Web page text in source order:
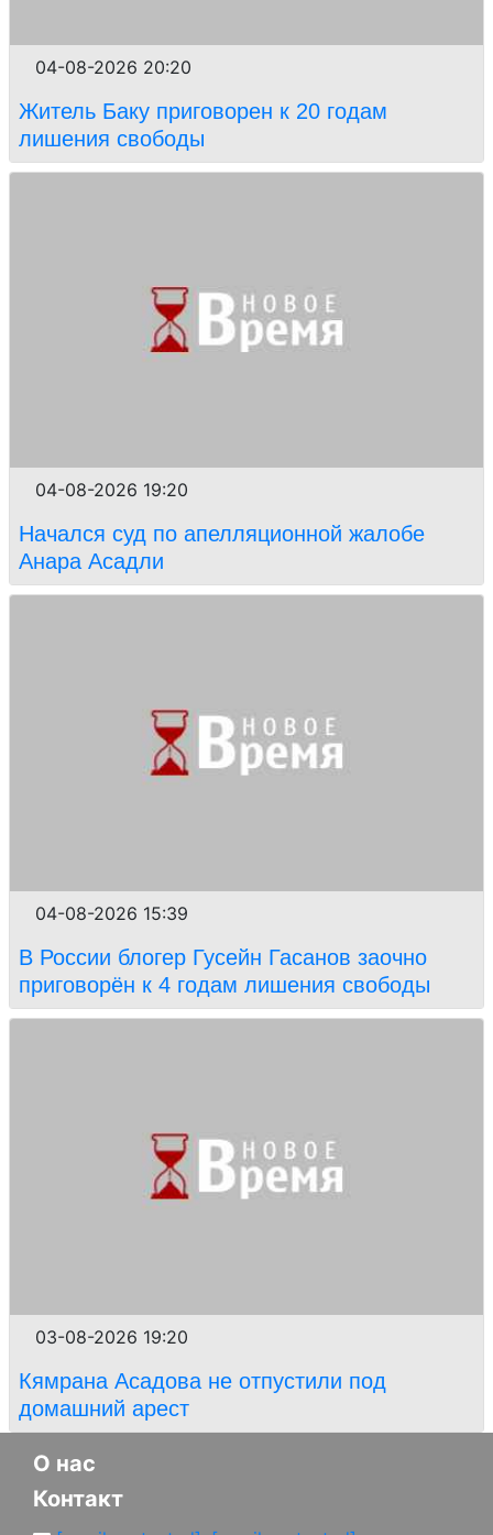
04-08-2026 20:20
Житель Баку приговорен к 20 годам
лишения свободы
04-08-2026 19:20
Начался суд по апелляционной жалобе
Анара Асадли
04-08-2026 15:39
В России блогер Гусейн Гасанов заочно
приговорён к 4 годам лишения свободы
03-08-2026 19:20
Кямрана Асадова не отпустили под
домашний арест
О нас
Контакт